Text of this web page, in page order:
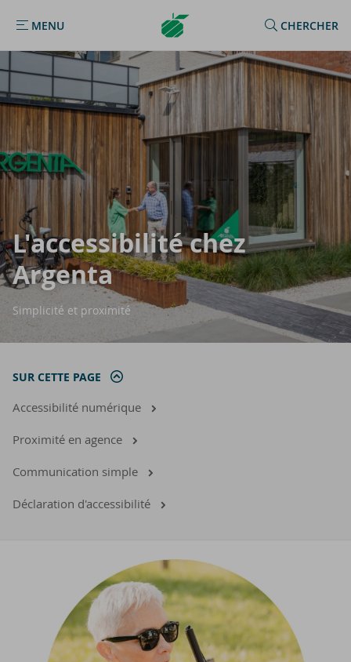
MENU
MENU
Argenta
Homepage
CHERCHER
L'ac­ces­si­bi­li­té chez
Argenta
Simplicité et proximité
SUR CETTE PAGE
Accessibilité numérique
Proximité en agence
Communication simple
Déclaration d'accessibilité